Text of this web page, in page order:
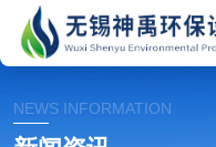
NEWS INFORMATION